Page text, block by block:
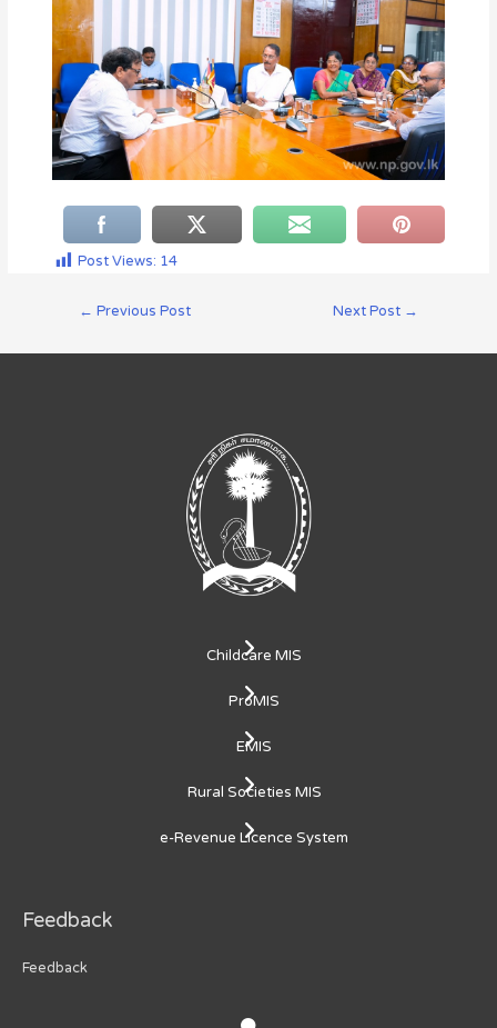
Post Views: 14
← Previous Post Next Post →
Childcare MIS
ProMIS
EMIS
Rural Societies MIS
e-Revenue Licence System
Feedback
Feedback